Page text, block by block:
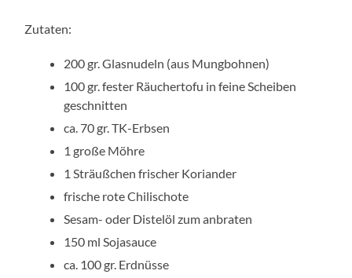
Zutaten:
200 gr. Glasnudeln (aus Mungbohnen)
100 gr. fester Räuchertofu in feine Scheiben
geschnitten
ca. 70 gr. TK-Erbsen
1 große Möhre
1 Sträußchen frischer Koriander
frische rote Chilischote
Sesam- oder Distelöl zum anbraten
150 ml Sojasauce
ca. 100 gr. Erdnüsse